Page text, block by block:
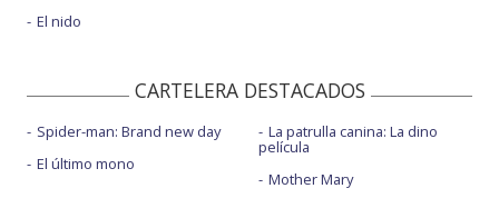
El nido
CARTELERA DESTACADOS
Spider-man: Brand new day
El último mono
La patrulla canina: La dino
película
Mother Mary